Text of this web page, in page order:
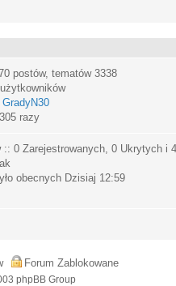
postów, tematów 3338
GradyN30
razy
:: 0 Zarejestrowanych, 0 Ukrytych i
obecnych Dzisiaj 12:59
Forum Zablokowane
phpBB Group